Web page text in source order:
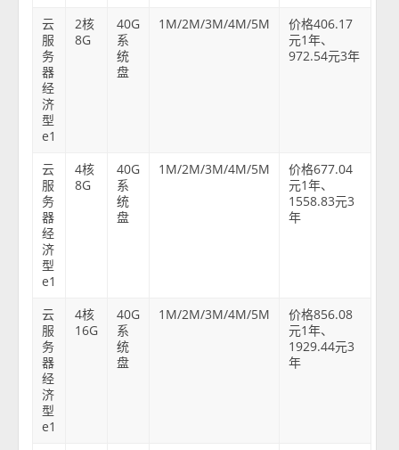
云
服
务
器
经
济
型
e1
2核
8G
40G
系
统
盘
1M/2M/3M/4M/5M
价格406.17
元1年、
972.54元3年
云
服
务
器
经
济
型
e1
4核
8G
40G
系
统
盘
1M/2M/3M/4M/5M
价格677.04
元1年、
1558.83元3
年
云
服
务
器
经
济
型
e1
4核
16G
40G
系
统
盘
1M/2M/3M/4M/5M
价格856.08
元1年、
1929.44元3
年